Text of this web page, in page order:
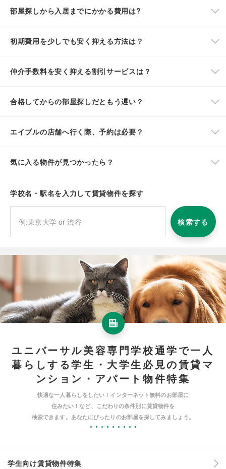
部屋探しから入居までにかかる費用は?
初期費用を少しでも安く抑える方法は？
仲介手数料を安く抑える割引サービスは？
合格してからの部屋探しだともう遅い？
エイブルの店舗へ行く際、予約は必要？
気に入る物件が見つかったら？
学校名・駅名を入力して賃貸物件を探す
検索する
ユニバーサル美容専門学校通学で一人
暮らしする学生・大学生必見の賃貸マ
ンション・アパート物件特集
快適な一人暮らしをしたい！インターネット無料のお部屋に
住みたい！など、こだわりの条件別に賃貸物件を
検索できます。あなたにぴったりのお部屋を探してみましょう。
学生向け賃貸物件特集